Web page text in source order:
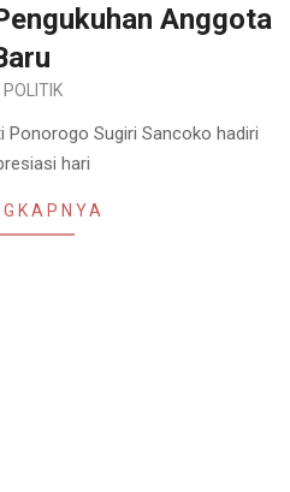
Anggota
POLITIK
Ponorogo Sugiri Sancoko hadiri
hari